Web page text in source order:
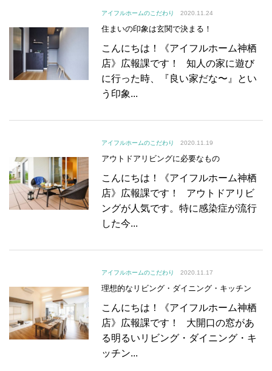
アイフルホームのこだわり 2020.11.24
住まいの印象は玄関で決まる！
こんにちは！《アイフルホーム神栖
店》広報課です！ 知人の家に遊び
に行った時、『良い家だな〜』とい
う印象...
アイフルホームのこだわり 2020.11.19
アウトドアリビングに必要なもの
こんにちは！《アイフルホーム神栖
店》広報課です！ アウトドアリビ
ングが人気です。特に感染症が流行
した今...
アイフルホームのこだわり 2020.11.17
理想的なリビング・ダイニング・キッチン
こんにちは！《アイフルホーム神栖
店》広報課です！ 大開口の窓があ
る明るいリビング・ダイニング・キ
ッチン...